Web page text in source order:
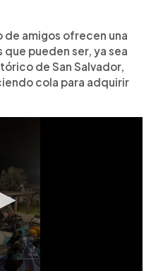
de amigos ofrecen una
pueden ser, ya sea
de San Salvador,
cola para adquirir